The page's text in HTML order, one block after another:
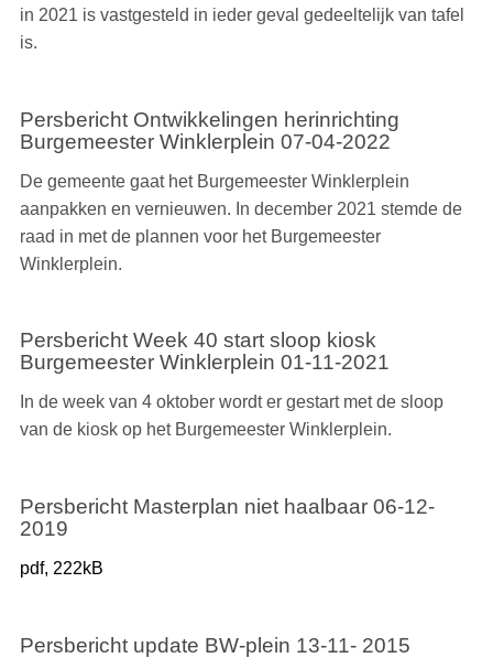
in 2021 is vastgesteld in ieder geval gedeeltelijk van tafel
is.
Persbericht Ontwikkelingen herinrichting
Burgemeester Winklerplein 07-04-2022
De gemeente gaat het Burgemeester Winklerplein
aanpakken en vernieuwen. In december 2021 stemde de
raad in met de plannen voor het Burgemeester
Winklerplein.
Persbericht Week 40 start sloop kiosk
Burgemeester Winklerplein 01-11-2021
In de week van 4 oktober wordt er gestart met de sloop
van de kiosk op het Burgemeester Winklerplein.
Persbericht Masterplan niet haalbaar 06-12-
2019
pdf, 222kB
Persbericht update BW-plein 13-11- 2015